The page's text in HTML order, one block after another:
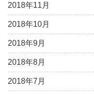
2018年11月
2018年10月
2018年9月
2018年8月
2018年7月